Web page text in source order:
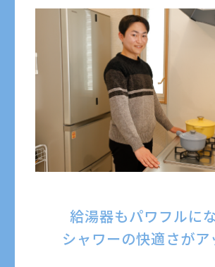
給湯器もパワフルに
シャワーの快適さがア